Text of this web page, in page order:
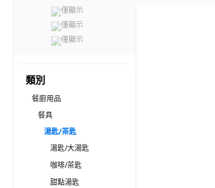
僅顯示
僅顯示
僅顯示
類別
餐廚用品
餐具
湯匙/茶匙
湯匙/大湯匙
咖啡/茶匙
甜點湯匙